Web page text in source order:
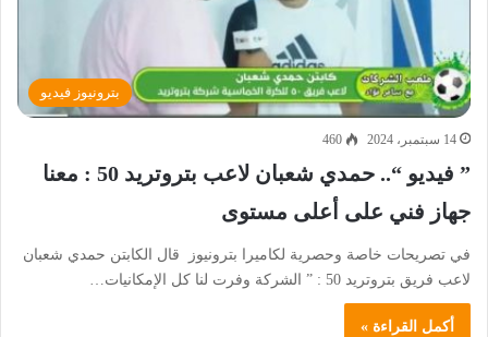
بترونيوز فيديو
14 سبتمبر، 2024 460
” فيديو “.. حمدي شعبان لاعب بتروتريد 50 : معنا
جهاز فني على أعلى مستوى
في تصريحات خاصة وحصرية لكاميرا بترونيوز قال الكابتن حمدي شعبان
لاعب فريق بتروتريد 50 : ” الشركة وفرت لنا كل الإمكانيات…
أكمل القراءة »